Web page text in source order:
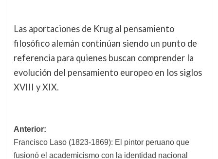
Las aportaciones de Krug al pensamiento
filosófico alemán continúan siendo un punto de
referencia para quienes buscan comprender la
evolución del pensamiento europeo en los siglos
XVIII y XIX.
Navegación
de
Anterior:
Francisco Laso (1823-1869): El pintor peruano que
fusionó el academicismo con la identidad nacional